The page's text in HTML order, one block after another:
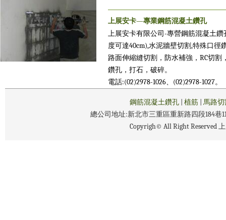
上展安卡—專業鋼筋混凝土鑽孔
上展安卡有限公司-專營鋼筋混凝土鑽
度可達40cm),水泥牆壁切割,特殊口徑
路面伸縮縫切割，防水補強，RC切
鑽孔，打石，破碎。
電話:(02)2978-1026、(02)2978-1027。
鋼筋混凝土鑽孔 植筋 馬路切
總公司地址:新北市三重區重新路四段184巷
Copyrigh© All Right Reserved